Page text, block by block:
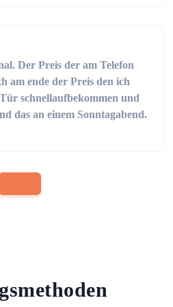
Der Preis der am Telefon
am ende der Preis den ich
schnellaufbekommen und
das an einem Sonntagabend.